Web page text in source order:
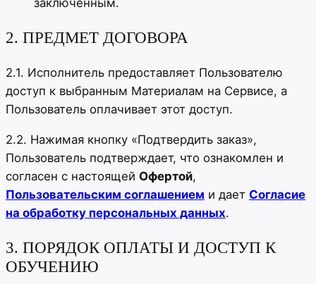
заключенным.
2. ПРЕДМЕТ ДОГОВОРА
2.1. Исполнитель предоставляет Пользователю
доступ к выбранным Материалам на Сервисе, а
Пользователь оплачивает этот доступ.
2.2. Нажимая кнопку «Подтвердить заказ»,
Пользователь подтверждает, что ознакомлен и
согласен с настоящей Офертой,
Пользовательским соглашением и дает Согласие
на обработку персональных данных.
3. ПОРЯДОК ОПЛАТЫ И ДОСТУП К
ОБУЧЕНИЮ